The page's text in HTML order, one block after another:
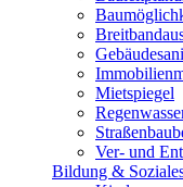
Mietspiegel
Ver- und
Bildung &